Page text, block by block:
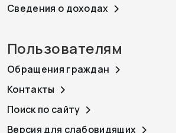
Сведения о доходах
Пользователям
Обращения граждан
Контакты
Поиск по сайту
Версия для слабовидящих